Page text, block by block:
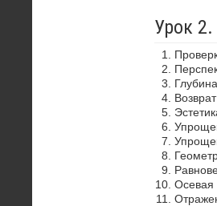
Урок
Осевая